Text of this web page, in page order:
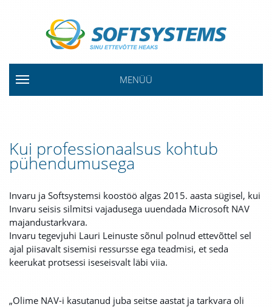
MENÜÜ
Kui professionaalsus kohtub
pühendumusega
Invaru ja Softsystemsi koostöö algas 2015. aasta sügisel, kui
Invaru seisis silmitsi vajadusega uuendada Microsoft NAV
majandustarkvara.
Invaru tegevjuhi Lauri Leinuste sõnul polnud ettevõttel sel
ajal piisavalt sisemisi ressursse ega teadmisi, et seda
keerukat protsessi iseseisvalt läbi viia.
„Olime NAV-i kasutanud juba seitse aastat ja tarkvara oli